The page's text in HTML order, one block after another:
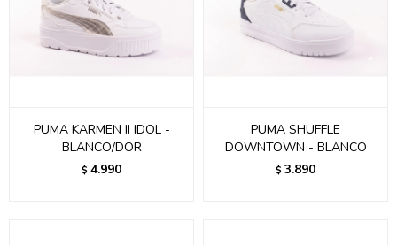
PUMA KARMEN II IDOL -
BLANCO/DOR
$ 4.990
PUMA SHUFFLE
DOWNTOWN - BLANCO
$ 3.890